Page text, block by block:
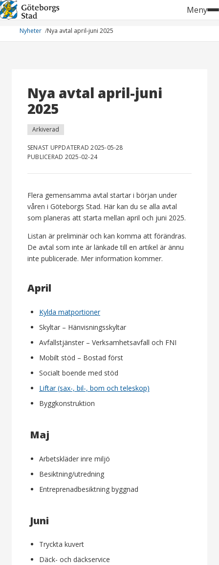
Hoppa
till
innehåll
Meny
Nyheter Nya avtal april-juni 2025
Nya avtal april-juni
2025
Arkiverad
SENAST UPPDATERAD 2025-05-28
PUBLICERAD 2025-02-24
Flera gemensamma avtal startar i början under
våren i Göteborgs Stad. Här kan du se alla avtal
som planeras att starta mellan april och juni 2025.
Listan är preliminär och kan komma att förändras.
De avtal som inte är länkade till en artikel är ännu
inte publicerade. Mer information kommer.
April
Kylda matportioner
Skyltar – Hänvisningsskyltar
Avfallstjänster – Verksamhetsavfall och FNI
Mobilt stöd – Bostad först
Socialt boende med stöd
Liftar (sax-, bil-, bom och teleskop)
Byggkonstruktion
Maj
Arbetskläder inre miljö
Besiktning/utredning
Entreprenadbesiktning byggnad
Juni
Tryckta kuvert
Däck- och däckservice